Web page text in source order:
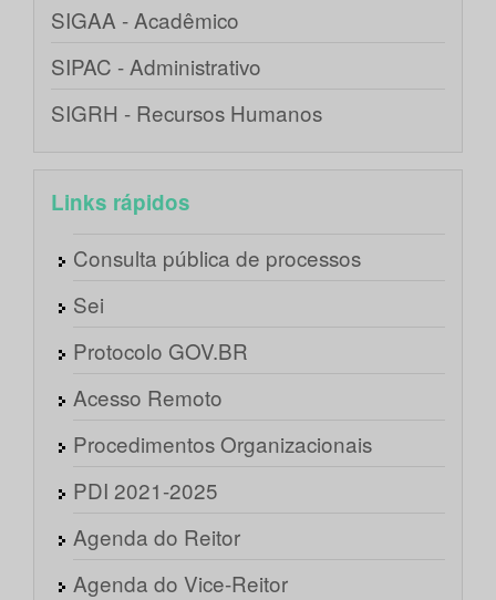
SIGAA - Acadêmico
SIPAC - Administrativo
SIGRH - Recursos Humanos
Links rápidos
Consulta pública de processos
Sei
Protocolo GOV.BR
Acesso Remoto
Procedimentos Organizacionais
PDI 2021-2025
Agenda do Reitor
Agenda do Vice-Reitor